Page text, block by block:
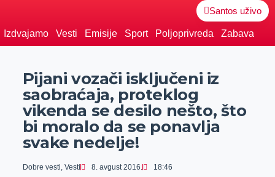
Santos uživo
Izdvajamo Vesti Emisije Sport Poljoprivreda Zabava
Pijani vozači isključeni iz
saobraćaja, proteklog
vikenda se desilo nešto, što
bi moralo da se ponavlja
svake nedelje!
Dobre vesti, Vesti 8. avgust 2016. 18:46